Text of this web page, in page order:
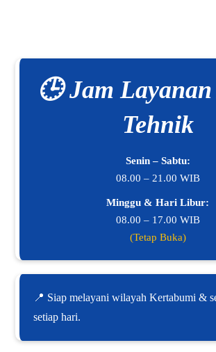
🕒 Jam
Tehnik
Senin – Sabtu:
08.00 – 21.00 WIB
Minggu & Hari Libur:
08.00 – 17.00 WIB
(Tetap Buka)
📍 Siap melayani wilayah Kertabumi &
setiap hari.